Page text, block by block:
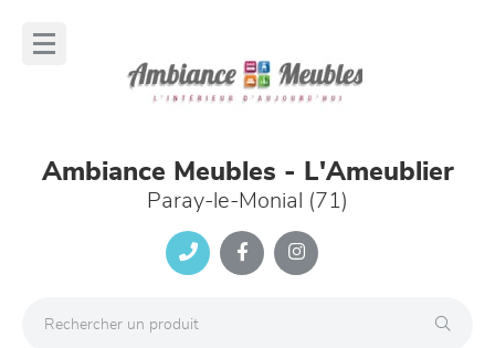
Ambiance Meubles - L'Ameublier
Paray-le-Monial (71)